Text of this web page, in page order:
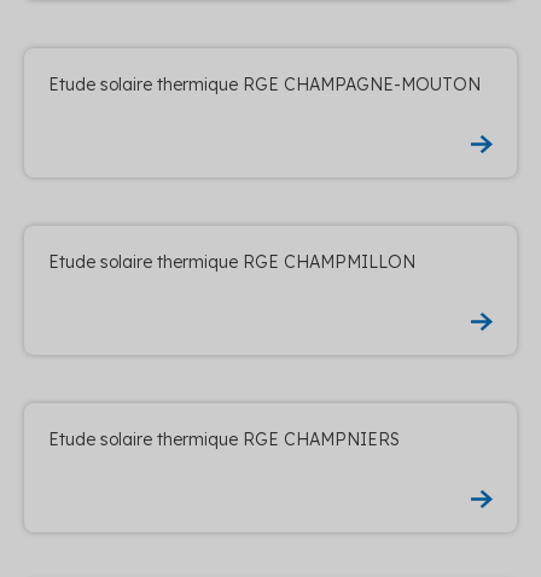
Etude solaire thermique RGE CHAMPAGNE-MOUTON
Etude solaire thermique RGE CHAMPMILLON
Etude solaire thermique RGE CHAMPNIERS